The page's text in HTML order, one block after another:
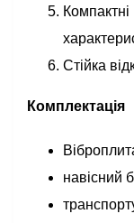
Стійка
Комплектація
навісний